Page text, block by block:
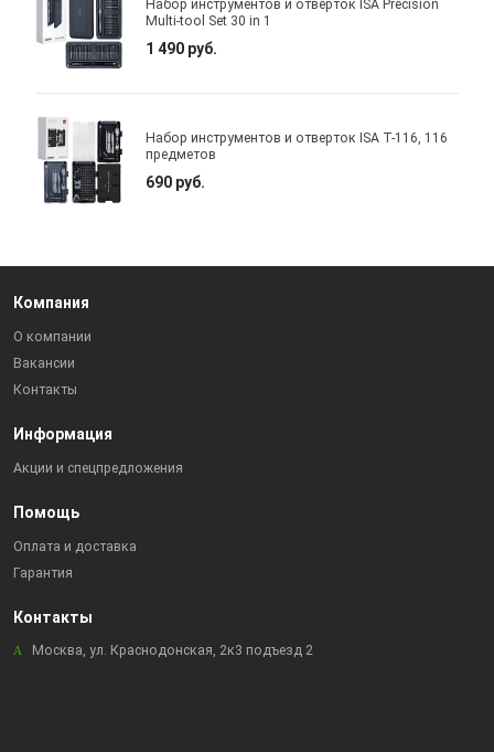
Набор инструментов и отверток ISA Precision
Multi-tool Set 30 in 1
1 490 руб.
Набор инструментов и отверток ISA T-116, 116
предметов
690 руб.
Компания
О компании
Вакансии
Контакты
Информация
Акции и спецпредложения
Помощь
Оплата и доставка
Гарантия
Контакты
Москва, ул. Краснодонская, 2к3 подъезд 2